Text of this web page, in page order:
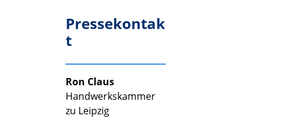
Pressekontak
t
Ron Claus
Handwerkskammer
zu Leipzig